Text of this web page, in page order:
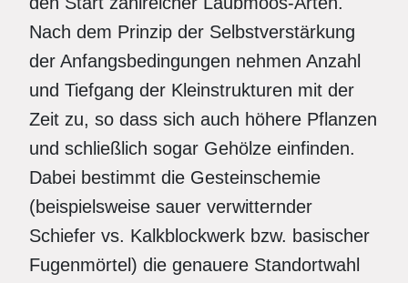
Nach dem Prinzip der Selbstverstärkung
der Anfangsbedingungen nehmen Anzahl
und Tiefgang der Kleinstrukturen mit der
Zeit zu, so dass sich auch höhere Pflanzen
und schließlich sogar Gehölze einfinden.
Dabei bestimmt die Gesteinschemie
(beispielsweise sauer verwitternder
Schiefer vs. Kalkblockwerk bzw. basischer
Fugenmörtel) die genauere Standortwahl